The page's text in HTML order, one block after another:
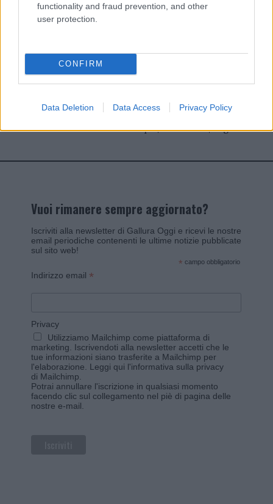
functionality and fraud prevention, and other
user protection.
CONFIRM
Data Deletion Data Access Privacy Policy
Giovannimaria Cabras
Invia un Comunicato Stampa|Pubblicità|Segnala
Vuoi rimanere sempre aggiornato?
Iscriviti alla newsletter di Gallura Oggi e ricevi le nostre
email periodiche contenenti le ultime notizie pubblicate
sul sito web!
* campo obbligatorio
Indirizzo email *
Privacy
Utilizziamo Mailchimp come piattaforma di
marketing. Iscrivendoti alla newsletter accetti che le
tue informazioni siano trasferite a Mailchimp per
l'elaborazione. Leggi qui l'informativa sulla privacy
di Mailchimp
Potrai annullare l'iscrizione in qualsiasi momento
facendo clic sul collegamento nel piè di pagina delle
nostre e-mail.